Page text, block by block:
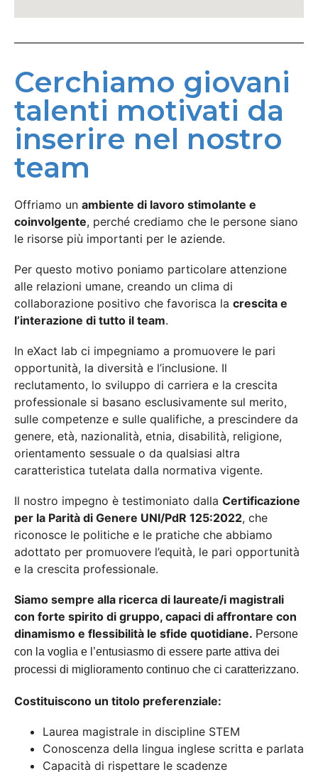
Cerchiamo giovani
talenti motivati da
inserire nel nostro
team
Offriamo un ambiente di lavoro stimolante e
coinvolgente, perché crediamo che le persone siano
le risorse più importanti per le aziende.
Per questo motivo poniamo particolare attenzione
alle relazioni umane, creando un clima di
collaborazione positivo che favorisca la crescita e
l’interazione di tutto il team.
In eXact lab ci impegniamo a promuovere le pari
opportunità, la diversità e l’inclusione. Il
reclutamento, lo sviluppo di carriera e la crescita
professionale si basano esclusivamente sul merito,
sulle competenze e sulle qualifiche, a prescindere da
genere, età, nazionalità, etnia, disabilità, religione,
orientamento sessuale o da qualsiasi altra
caratteristica tutelata dalla normativa vigente.
Il nostro impegno è testimoniato dalla Certificazione
per la Parità di Genere UNI/PdR 125:2022, che
riconosce le politiche e le pratiche che abbiamo
adottato per promuovere l’equità, le pari opportunità
e la crescita professionale.
Siamo sempre alla ricerca di laureate/i magistrali
con forte spirito di gruppo, capaci di affrontare con
dinamismo e flessibilità le sfide quotidiane. Persone
con la voglia e l’entusiasmo di essere parte attiva dei
processi di miglioramento continuo che ci caratterizzano.
Costituiscono un titolo preferenziale:
Laurea magistrale in discipline STEM
Conoscenza della lingua inglese scritta e parlata
Capacità di rispettare le scadenze